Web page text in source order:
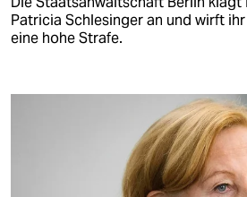
Patricia Schlesinger an und wirft
eine hohe Strafe.